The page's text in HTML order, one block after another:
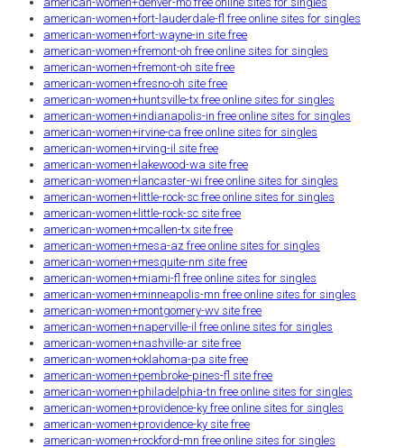
american-women+fort-lauderdale-fl free online sites for singles
american-women+fort-wayne-in site free
american-women+fremont-oh free online sites for singles
american-women+fremont-oh site free
american-women+fresno-oh site free
american-women+huntsville-tx free online sites for singles
american-women+indianapolis-in free online sites for singles
american-women+irvine-ca free online sites for singles
american-women+irving-il site free
american-women+lakewood-wa site free
american-women+lancaster-wi free online sites for singles
american-women+little-rock-sc free online sites for singles
american-women+little-rock-sc site free
american-women+mcallen-tx site free
american-women+mesa-az free online sites for singles
american-women+mesquite-nm site free
american-women+miami-fl free online sites for singles
american-women+minneapolis-mn free online sites for singles
american-women+montgomery-wv site free
american-women+naperville-il free online sites for singles
american-women+nashville-ar site free
american-women+oklahoma-pa site free
american-women+pembroke-pines-fl site free
american-women+philadelphia-tn free online sites for singles
american-women+providence-ky free online sites for singles
american-women+providence-ky site free
american-women+rockford-mn free online sites for singles